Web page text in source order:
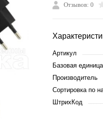
Отзывов: 0
Артикул
Базовая единица
Производитель
Сортировка по
ШтрихКод